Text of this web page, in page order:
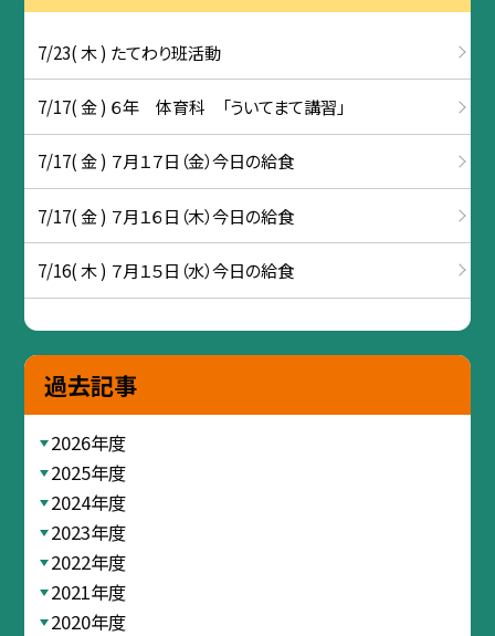
7/23( 木 ) たてわり班活動
7/17( 金 ) ６年 体育科 「ういてまて講習」
7/17( 金 ) ７月１７日（金）今日の給食
7/17( 金 ) ７月１６日（木）今日の給食
7/16( 木 ) ７月１５日（水）今日の給食
過去記事
2026年度
2025年度
2024年度
2023年度
2022年度
2021年度
2020年度